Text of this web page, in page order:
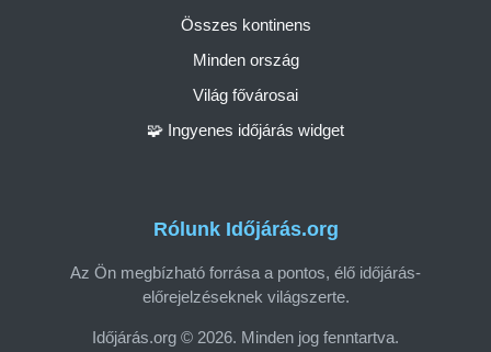
Rólunk Időjárás.org
Az Ön megbízható forrása a pontos, élő időjárás-
előrejelzéseknek világszerte.
Időjárás.org © 2026. Minden jog fenntartva.
Összes kontinens
Minden ország
Világ fővárosai
🧩 Ingyenes időjárás widget